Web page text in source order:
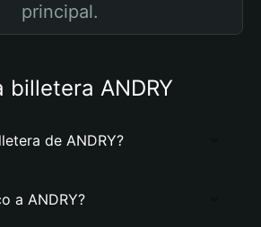
principal.
billetera ANDRY
de ANDRY?
a ANDRY?